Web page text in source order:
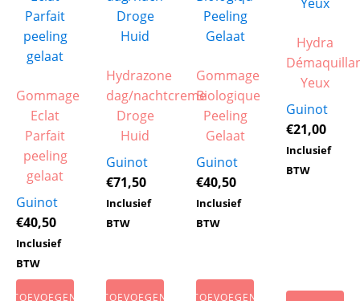
Gommage
Eclat
Parfait
peeling
gelaat
Guinot
€40,50
Inclusief
BTW
TOEVOEGEN
Hydrazone
dag/nachtcreme
Droge
Huid
Guinot
€71,50
Inclusief
BTW
TOEVOEGEN
Gommage
Biologique
Peeling
Gelaat
Guinot
€40,50
Inclusief
BTW
TOEVOEGEN
Hydra
Yeux
Guinot
€21,00
Inclusief
BTW